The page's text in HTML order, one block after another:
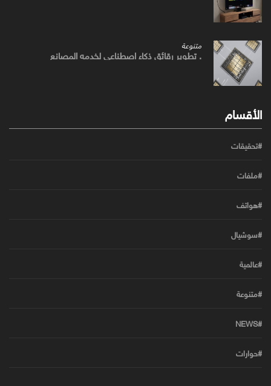
متنوعة
. تطوير رقائق ذكاء اصطناعي لخدمه المصانع
الأقسام
#تحقيقات
#ملفات
#هواتف
#سوشيال
#عالمية
#متنوعة
#NEWS
#حوارات